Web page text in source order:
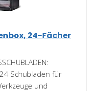
24-Fächer
Schubladen für
und